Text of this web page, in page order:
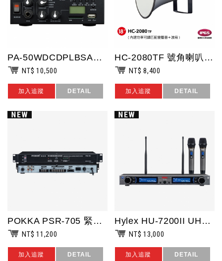
PA-50WDCDPLBSAR 車用廣播擴音器.音樂鈴少女的祈禱 + 給愛麗絲...
NT$ 10,500
加入追蹤 DETAIL
HC-2080TF 號角喇叭18吋75W 50/30/15/鋁質+鐵架/ 台灣製...
NT$ 8,400
加入追蹤 DETAIL
POKKA PSR-705 緊急廣播連動控制器 機櫃型
NT$ 11,200
加入追蹤 DETAIL
Hylex HU-7200II UHF雙頻無線麥克風系統/2支無線手握麥克風/音...
NT$ 13,000
加入追蹤 DETAIL